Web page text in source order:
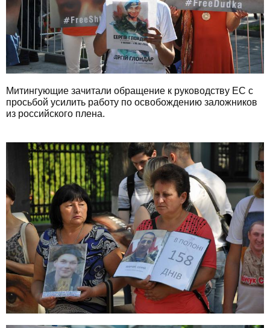
Митингующие зачитали обращение к руководству ЕС с
просьбой усилить работу по освобождению заложников
из российского плена.